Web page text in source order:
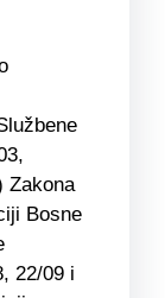
Zakona
Bosne
22/09 i